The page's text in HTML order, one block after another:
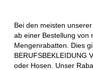
Bei den meisten
ab einer Bestellung von
Mengenrabatten. Dies
BERUFSBEKLEIDUNG
oder Hosen. Unser